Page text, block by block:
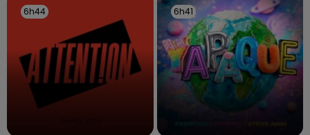
6h44
6h44 6h41
6h41